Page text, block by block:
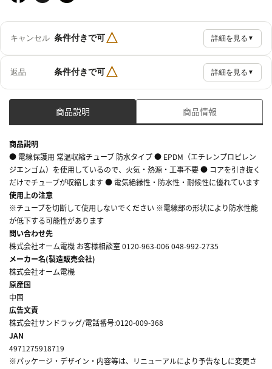
キャンセル 条件付きで可△ 詳細を見る ▼
返品 条件付きで可△ 詳細を見る ▼
商品説明 商品情報
商品説明
● 電線保護用 常温収縮チューブ 防水タイプ ● EPDM（エチレンプロピレン
ジエンゴム）を使用しているので、火気・熱源・工事不要 ● コアを引き抜く
だけでチューブが収縮します ● 電気絶縁性・防水性・耐候性に優れています
使用上の注意
※チューブを切断して使用しないでください ※電線部の形状により防水性能
が低下する可能性があります
問い合わせ先
株式会社オーム電機 お客様相談室 0120-963-006 048-992-2735
メーカー名(製造販売会社)
株式会社オーム電機
原産国
中国
広告文責
株式会社サンドラッグ/電話番号:0120-009-368
JAN
4971275918719
※パッケージ・デザイン・内容等は、リニューアルにより予告なしに変更さ